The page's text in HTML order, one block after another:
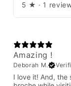
5 ★ · 1
Amazing !
Deborah M.
I love it! And, the